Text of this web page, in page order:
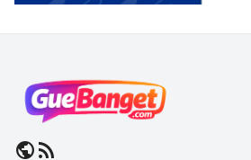
publicrss_feed